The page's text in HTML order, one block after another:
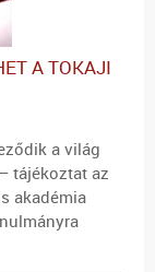
A TOKAJI
a világ
tájékoztat az
akadémia